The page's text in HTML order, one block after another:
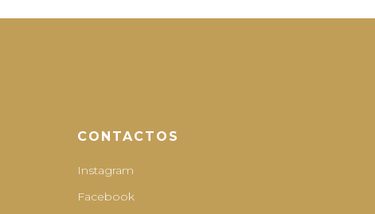
CONTACTOS
Instagram
Facebook